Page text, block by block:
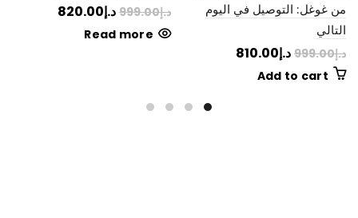
من غوغل: التوصيل في اليوم
التالي
د.إ999.00 د.إ810.00
Add to cart
د.إ999.00 د.إ820.00
Read more